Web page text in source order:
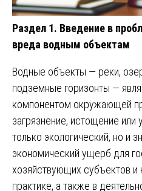
Раздел 1. Введение в
вреда водным объектам
Водные объекты — реки,
подземные горизонты —
компонентом окружающей
загрязнение, истощение или
только экологический, но и
экономический ущерб для
хозяйствующих субъектов и
практике, а также в